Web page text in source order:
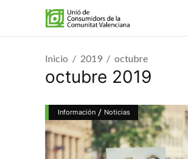
Inicio 2019 octubre
octubre 2019
Información / Noticias